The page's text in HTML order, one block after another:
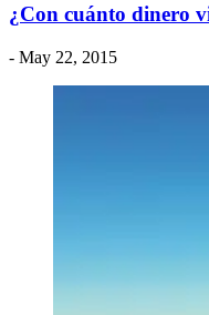
¿Con cuánto dinero
- May 22, 2015